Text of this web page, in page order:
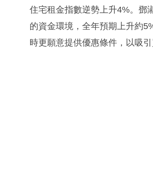
住宅租金指數逆勢上升4%。鄧
的資金環境，全年預期上升約
時更願意提供優惠條件，以吸引